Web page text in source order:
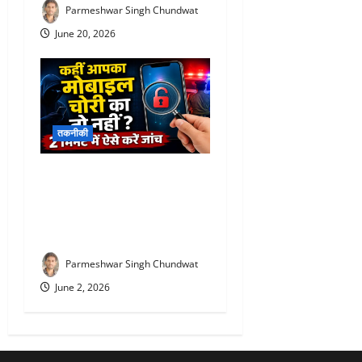
Parmeshwar Singh Chundwat
June 20, 2026
तकनीकी
Parmeshwar Singh Chundwat
June 2, 2026